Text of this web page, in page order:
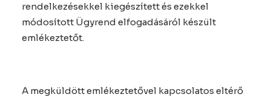
rendelkezésekkel kiegészített és ezekkel
módosított Ügyrend elfogadásáról készült
emlékeztetőt.
A megküldött emlékeztetővel kapcsolatos eltérő